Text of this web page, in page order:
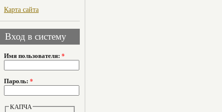
Карта сайта
Вход в систему
Имя пользователя: *
Пароль: *
КАПЧА